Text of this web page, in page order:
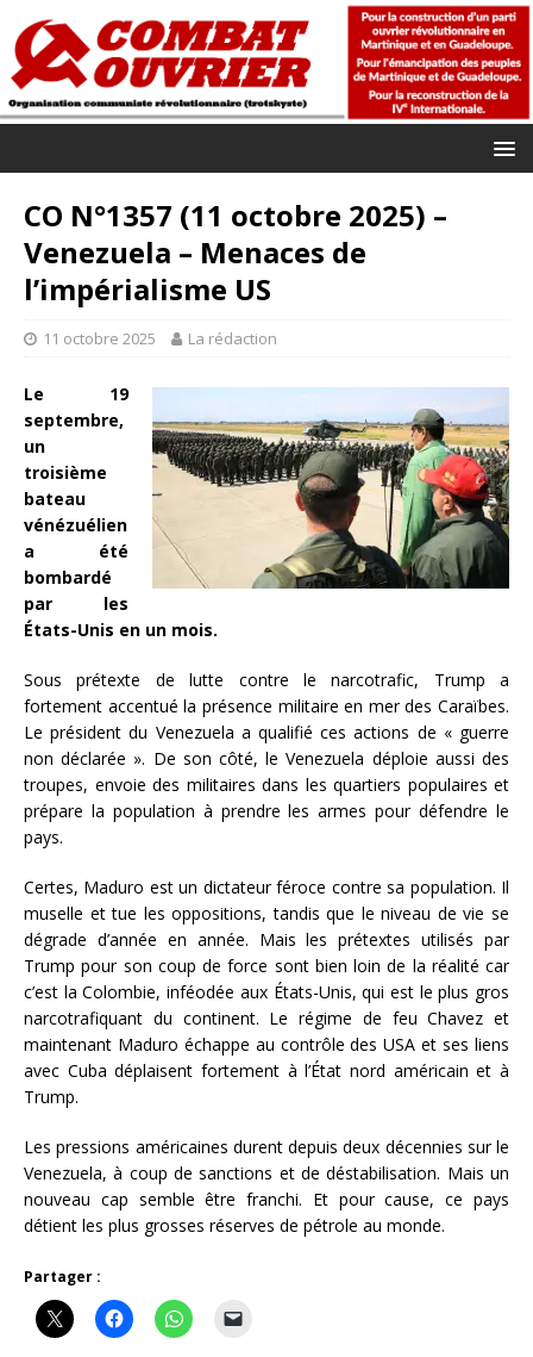
CO N°1357 (11 octobre 2025) –
Venezuela – Menaces de
l’impérialisme US
11 octobre 2025 La rédaction
Le 19
septembre,
un
troisième
bateau
vénézuélien
a été
bombardé
par les
États-Unis en un mois.
Sous prétexte de lutte contre le narcotrafic, Trump a
fortement accentué la présence militaire en mer des Caraïbes.
Le président du Venezuela a qualifié ces actions de « guerre
non déclarée ». De son côté, le Venezuela déploie aussi des
troupes, envoie des militaires dans les quartiers populaires et
prépare la population à prendre les armes pour défendre le
pays.
Certes, Maduro est un dictateur féroce contre sa population. Il
muselle et tue les oppositions, tandis que le niveau de vie se
dégrade d’année en année. Mais les prétextes utilisés par
Trump pour son coup de force sont bien loin de la réalité car
c’est la Colombie, inféodée aux États-Unis, qui est le plus gros
narcotrafiquant du continent. Le régime de feu Chavez et
maintenant Maduro échappe au contrôle des USA et ses liens
avec Cuba déplaisent fortement à l’État nord américain et à
Trump.
Les pressions américaines durent depuis deux décennies sur le
Venezuela, à coup de sanctions et de déstabilisation. Mais un
nouveau cap semble être franchi. Et pour cause, ce pays
détient les plus grosses réserves de pétrole au monde.
Partager :